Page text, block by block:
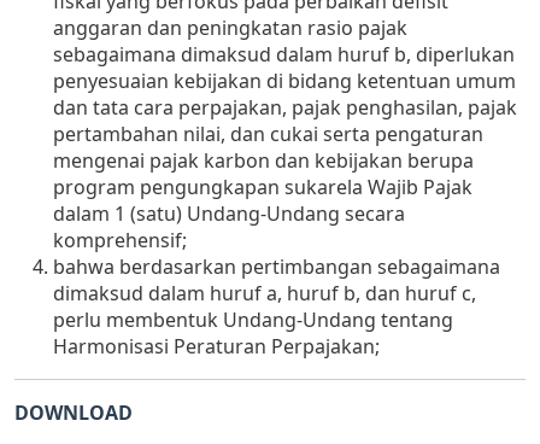
anggaran dan peningkatan rasio pajak
sebagaimana dimaksud dalam huruf b, diperlukan
penyesuaian kebijakan di bidang ketentuan umum
dan tata cara perpajakan, pajak penghasilan, pajak
pertambahan nilai, dan cukai serta pengaturan
mengenai pajak karbon dan kebijakan berupa
program pengungkapan sukarela Wajib Pajak
dalam 1 (satu) Undang-Undang secara
komprehensif;
bahwa berdasarkan pertimbangan sebagaimana
dimaksud dalam huruf a, huruf b, dan huruf c,
perlu membentuk Undang-Undang tentang
Harmonisasi Peraturan Perpajakan;
DOWNLOAD